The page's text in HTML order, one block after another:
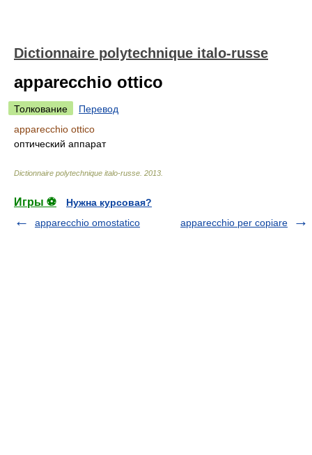
Dictionnaire polytechnique italo-russe
apparecchio ottico
Толкование
Перевод
apparecchio ottico
оптический аппарат
Dictionnaire polytechnique italo-russe 2013
Игры ⚽
Нужна курсовая?
apparecchio omostatico
apparecchio per copiare